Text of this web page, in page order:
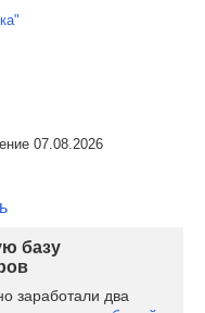
07.08.2026
базу
заработали два